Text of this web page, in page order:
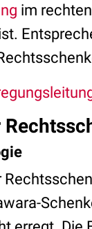
im rechten